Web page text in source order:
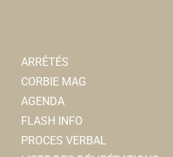
ARRÊTÉS
CORBIE MAG
AGENDA
FLASH INFO
PROCES VERBAL